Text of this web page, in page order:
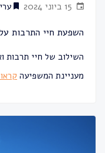
השפעת חיי התרבות
השילוב של חיי תרבות
מעניינת המשפיעה